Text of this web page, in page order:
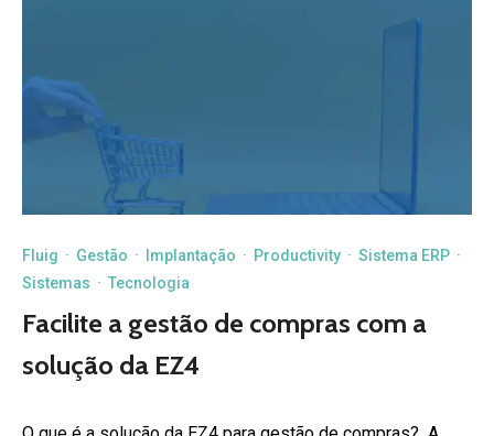
Fluig · Gestão · Implantação · Productivity · Sistema ERP ·
Sistemas · Tecnologia
Facilite a gestão de compras com a
solução da EZ4